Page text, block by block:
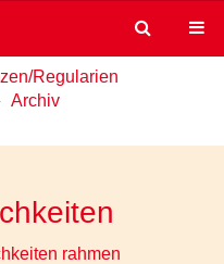
Regularien
Archiv